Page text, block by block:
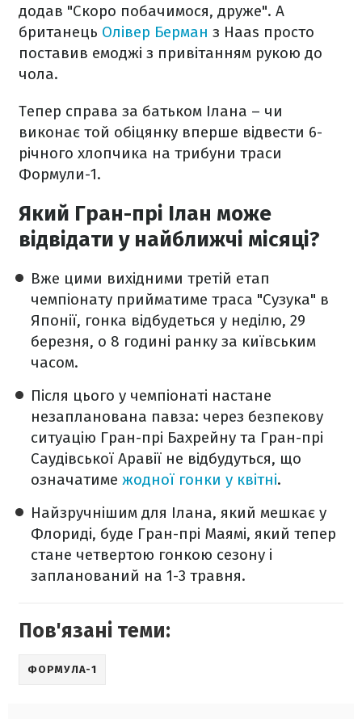
додав "Скоро побачимося, друже". А
британець Олівер Берман з Haas просто
поставив емоджі з привітанням рукою до
чола.
Тепер справа за батьком Ілана – чи
виконає той обіцянку вперше відвести 6-
річного хлопчика на трибуни траси
Формули-1.
Який Гран-прі Ілан може
відвідати у найближчі місяці?
Вже цими вихідними третій етап
чемпіонату прийматиме траса "Сузука" в
Японії, гонка відбудеться у неділю, 29
березня, о 8 годині ранку за київським
часом.
Після цього у чемпіонаті настане
незапланована павза: через безпекову
ситуацію Гран-прі Бахрейну та Гран-прі
Саудівської Аравії не відбудуться, що
означатиме жодної гонки у квітні.
Найзручнішим для Ілана, який мешкає у
Флориді, буде Гран-прі Маямі, який тепер
стане четвертою гонкою сезону і
запланований на 1-3 травня.
Пов'язані теми:
ФОРМУЛА-1